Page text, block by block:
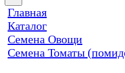
Главная
Каталог
Семена Овощи
Семена Томаты